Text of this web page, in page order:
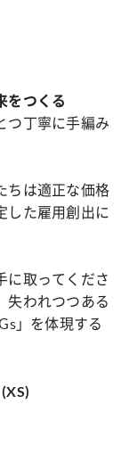
をつくる
つ丁寧に手編み
ちは適正な価格
した雇用創出に
に取ってくださ
失われつつある
」を体現する